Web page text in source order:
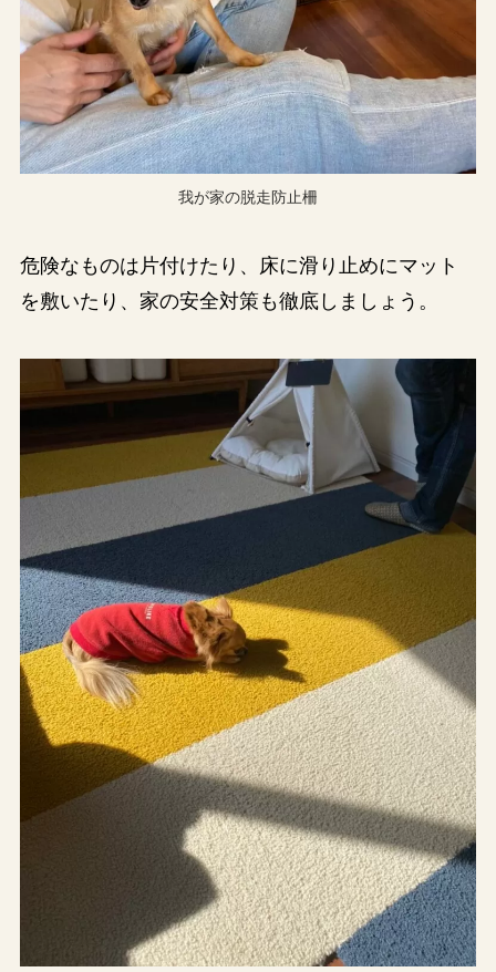
我が家の脱走防止柵
危険なものは片付けたり、床に滑り止めにマット
を敷いたり、家の安全対策も徹底しましょう。